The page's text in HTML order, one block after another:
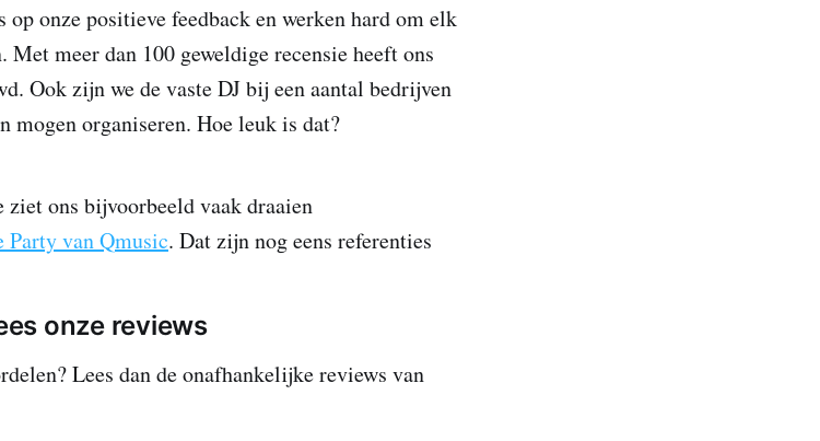
onze positieve feedback en werken hard om elk
Met meer dan 100 geweldige recensie heeft ons
Ook zijn we de vaste DJ bij een aantal bedrijven
mogen organiseren. Hoe leuk is dat?
ziet ons bijvoorbeeld vaak draaien
Party van Qmusic. Dat zijn nog eens referenties
onze reviews
Lees dan de onafhankelijke reviews van